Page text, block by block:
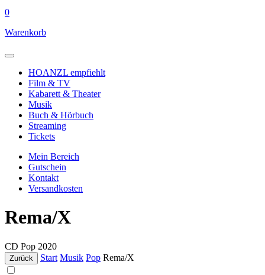
0
Warenkorb
HOANZL empfiehlt
Film & TV
Kabarett & Theater
Musik
Buch & Hörbuch
Streaming
Tickets
Mein Bereich
Gutschein
Kontakt
Versandkosten
Rema/X
CD Pop 2020
Zurück Start Musik Pop Rema/X